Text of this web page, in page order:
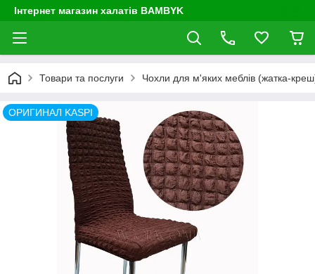
Інтернет магазин халатів BAMBYK
Товари та послуги Чохли для м'яких меблів (жатка-
ОРИГИНАЛ KASPI